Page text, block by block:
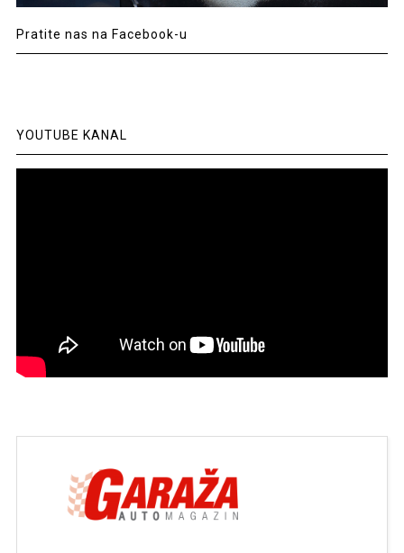
Pratite nas na Facebook-u
YOUTUBE KANAL